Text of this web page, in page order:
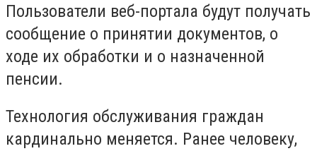
Пользователи веб-портала будут получать
сообщение о принятии документов, о
ходе их обработки и о назначенной
пенсии.
Технология обслуживания граждан
кардинально меняется. Ранее человеку,